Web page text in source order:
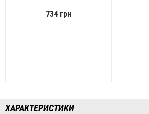
734 грн
ХАРАКТЕРИСТИКИ